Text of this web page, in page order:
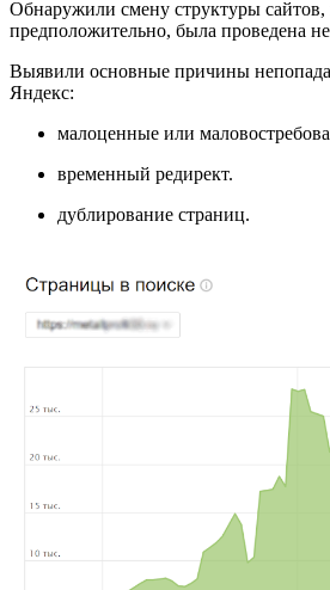
Обнаружили смену структуры сайтов,
предположительно, была проведена
Выявили основные причины
Яндекс:
малоценные или
временный редирект.
дублирование страниц.